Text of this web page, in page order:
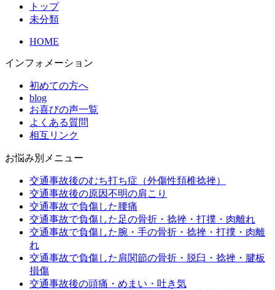
トップ
未分類
HOME
インフォメーション
初めての方へ
blog
お喜びの声一覧
よくある質問
相互リンク
お悩み別メニュー
交通事故後のむち打ち症（外傷性頚椎捻挫）
交通事故後の原因不明の肩こり
交通事故で負傷した腰痛
交通事故で負傷した足の骨折・捻挫・打撲・肉離れ
交通事故で負傷した腕・手の骨折・捻挫・打撲・肉離
れ
交通事故で負傷した肩関節の骨折・脱臼・捻挫・腱板
損傷
交通事故後の頭痛・めまい・吐き気